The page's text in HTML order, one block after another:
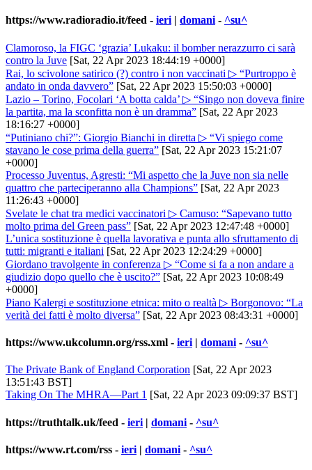
https://www.radioradio.it/feed - ieri| domani- ^su^
Clamoroso, la FIGC ‘grazia’ Lukaku: il bomber nerazzurro ci sarà
contro la Juve [Sat, 22 Apr 2023 18:44:19 +0000]
Rai, lo scivolone satirico (?) contro i non vaccinati ▷ “Purtroppo è
andato in onda davvero” [Sat, 22 Apr 2023 15:50:03 +0000]
Lazio – Torino, Focolari ‘A botta calda’ ▷ “Singo non doveva finire
la partita, ma la sconfitta non è un dramma” [Sat, 22 Apr 2023
18:16:27 +0000]
“Putiniano chi?”: Giorgio Bianchi in diretta ▷ “Vi spiego come
stavano le cose prima della guerra” [Sat, 22 Apr 2023 15:21:07
+0000]
Processo Juventus, Agresti: “Mi aspetto che la Juve non sia nelle
quattro che parteciperanno alla Champions” [Sat, 22 Apr 2023
11:26:43 +0000]
Svelate le chat tra medici vaccinatori ▷ Camuso: “Sapevano tutto
molto prima del Green pass” [Sat, 22 Apr 2023 12:47:48 +0000]
L’unica sostituzione è quella lavorativa e punta allo sfruttamento di
tutti: migranti e italiani [Sat, 22 Apr 2023 12:24:29 +0000]
Giordano travolgente in conferenza ▷ “Come si fa a non andare a
giudizio dopo quello che è uscito?” [Sat, 22 Apr 2023 10:08:49
+0000]
Piano Kalergi e sostituzione etnica: mito o realtà ▷ Borgonovo: “La
verità dei fatti è molto diversa” [Sat, 22 Apr 2023 08:43:31 +0000]
https://www.ukcolumn.org/rss.xml - ieri | domani - ^su^
The Private Bank of England Corporation [Sat, 22 Apr 2023
13:51:43 BST]
Taking On The MHRA—Part 1 [Sat, 22 Apr 2023 09:09:37 BST]
https://truthtalk.uk/feed - ieri | domani - ^su^
https://www.rt.com/rss - ieri | domani - ^su^